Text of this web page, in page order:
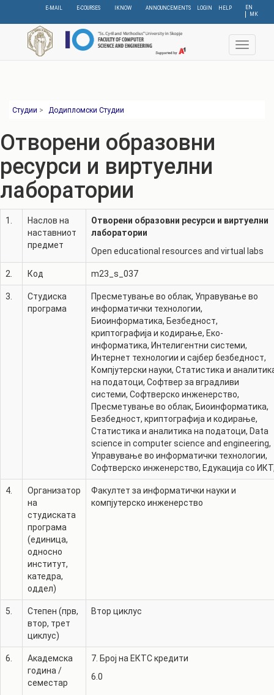
content
EN
МК
E-MAIL E-COURSES IKNOW ANNOUNCEMENTS LOGIN HELP
Toggle
Студии > Додипломски Студии
Отворени образовни
ресурси и виртуелни
лаборатории
1.
Наслов на
наставниот
предмет
Отворени образовни ресурси и виртуелни
лаборатории
Open educational resources and virtual labs
2. Код m23_s_037
3.
Студиска
програма
Пресметување во облак, Управување во
информатички технологии,
Биоинформатика, Безбедност,
криптографија и кодирање, Еко-
информатика, Интелигентни системи,
Интернет технологии и сајбер безбедност,
Компјутерски науки, Статистика и
на податоци, Софтвер за вградливи
системи, Софтверско инженерство,
Пресметување во облак, Биоинформатика,
Безбедност, криптографија и кодирање,
Статистика и аналитика на податоци, Data
science in computer science and engineering,
Управување во информатички технологии,
Софтверско инженерство, Едукација со ИКТ
4.
Организатор
на
студиската
програма
(единица,
односно
институт,
катедра,
оддел)
Факултет за информатички науки и
компјутерско инженерство
5.
Степен (прв,
втор, трет
циклус)
Втор циклус
6.
Академска
година /
семестар
7. Број на ЕКТС кредити
6.0